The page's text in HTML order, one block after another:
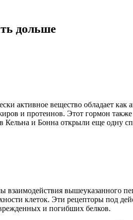
дольше
активное вещество обладает как
и протеинов. Этот гормон
Кельна и Бонна открыли еще одну
взаимодействия вышеуказанного
клеток. Эти рецепторы под
и погибших белков.